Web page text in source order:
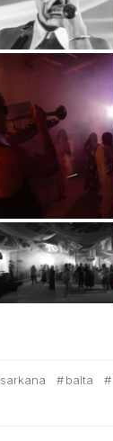
sarkana balta